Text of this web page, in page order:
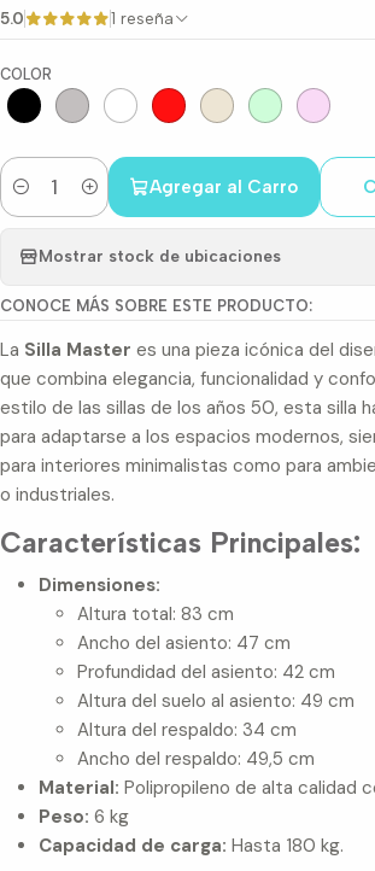
5.0 1 reseña
COLOR
Cantidad
Agregar al Carro
Mostrar stock de ubicaciones
CONOCE MÁS SOBRE ESTE PRODUCTO:
La Silla Master es una pieza icónica del
que combina elegancia, funcionalidad y
estilo de las sillas de los años 50, esta silla
para adaptarse a los espacios modernos,
para interiores minimalistas como para
o industriales.
Características Principales:
Dimensiones:
Altura total: 83 cm
Ancho del asiento: 47 cm
Profundidad del asiento: 42 cm
Altura del suelo al asiento: 49 cm
Altura del respaldo: 34 cm
Ancho del respaldo: 49,5 cm
Material: Polipropileno de alta calidad
Peso: 6 kg
Capacidad de carga: Hasta 180 kg.